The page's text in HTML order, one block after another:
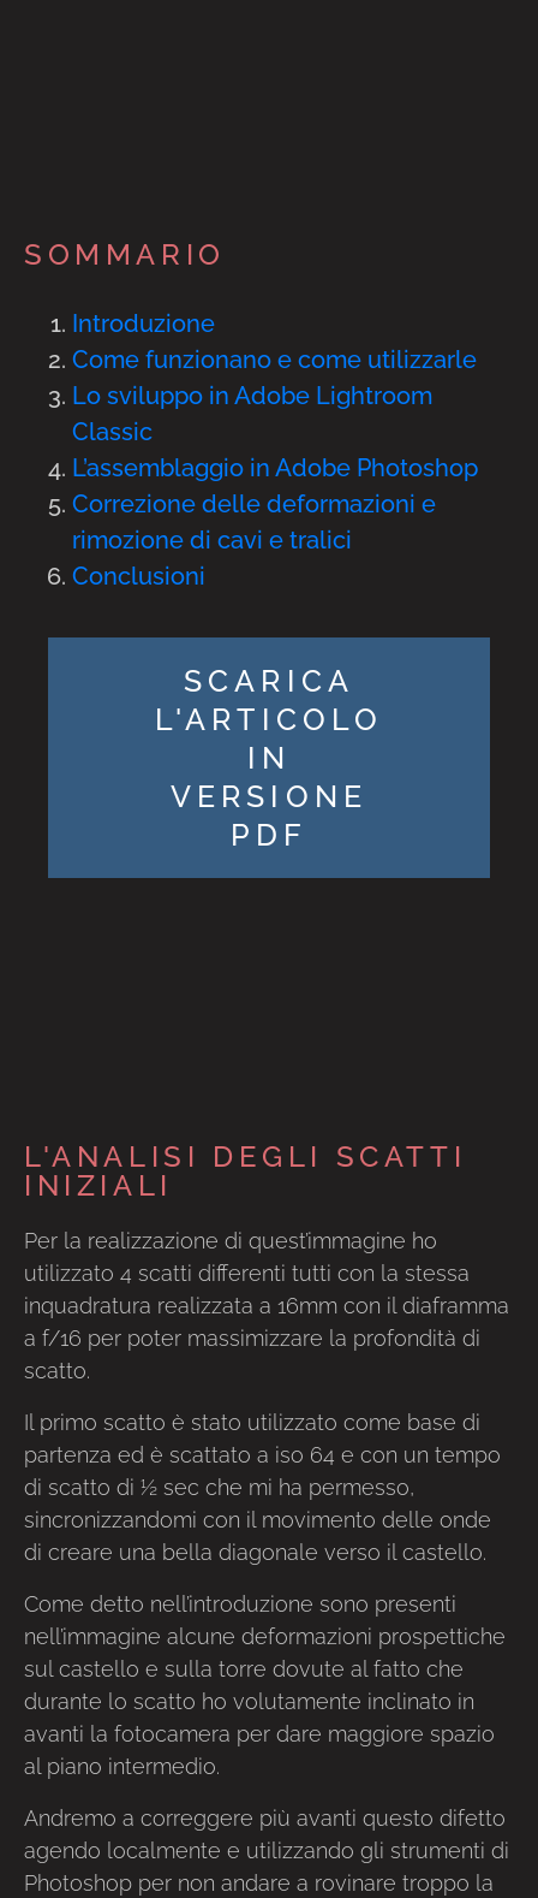
SOMMARIO
Introduzione
Come funzionano e come utilizzarle
Lo sviluppo in Adobe Lightroom
Classic
L’assemblaggio in Adobe Photoshop
Correzione delle deformazioni e
rimozione di cavi e tralici
Conclusioni
SCARICA
L'ARTICOLO
IN
VERSIONE
PDF
L'ANALISI DEGLI SCATTI
INIZIALI
Per la realizzazione di quest’immagine ho
utilizzato 4 scatti differenti tutti con la stessa
inquadratura realizzata a 16mm con il diaframma
a f/16 per poter massimizzare la profondità di
scatto.
Il primo scatto è stato utilizzato come base di
partenza ed è scattato a iso 64 e con un tempo
di scatto di ½ sec che mi ha permesso,
sincronizzandomi con il movimento delle onde
di creare una bella diagonale verso il castello.
Come detto nell’introduzione sono presenti
nell’immagine alcune deformazioni prospettiche
sul castello e sulla torre dovute al fatto che
durante lo scatto ho volutamente inclinato in
avanti la fotocamera per dare maggiore spazio
al piano intermedio.
Andremo a correggere più avanti questo difetto
agendo localmente e utilizzando gli strumenti di
Photoshop per non andare a rovinare troppo la